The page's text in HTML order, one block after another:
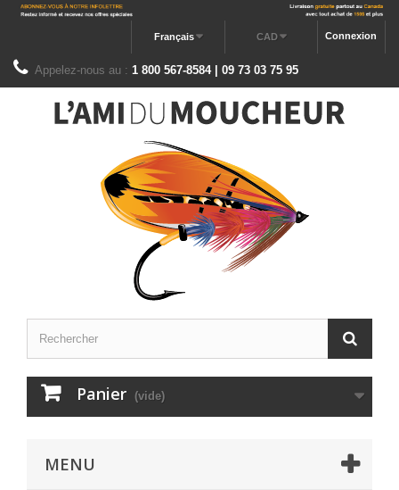
Connexion
CAD
Français
Appelez-nous au : 1 800 567-8584 | 09 73 03 75 95
Panier (vide)
MENU